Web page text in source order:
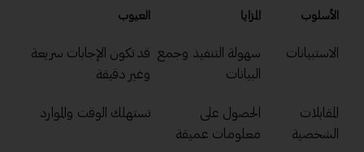
الأسلوب المزايا العيوب
الاستبيانات
سهولة التنفيذ وجمع
البيانات
قد تكون الإجابات سريعة
وغير دقيقة
المقابلات
الشخصية
الحصول على
معلومات عميقة
تستهلك الوقت والموارد